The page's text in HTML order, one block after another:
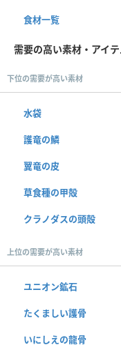
食材一覧
需要の高い素材・アイ
下位の需要が高い素材
水袋
護竜の鱗
翼竜の皮
草食種の甲殻
クラノダスの頭殻
上位の需要が高い素材
ユニオン鉱石
たくましい護骨
いにしえの龍骨